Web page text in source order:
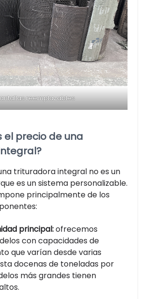
reemplazables
el precio de una
trituradora integral no es un
es un sistema personalizable.
principalmente de los
principal:ofrecemos
con capacidades de
que varían desde varias
docenas de toneladas por
más grandes tienen